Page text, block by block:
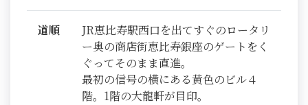
道順
JR恵比寿駅西口を出てすぐのロータリ
ー奥の商店街恵比寿銀座のゲートをく
ぐってそのまま直進。
最初の信号の横にある黄色のビル４
階。1階の大龍軒が目印。